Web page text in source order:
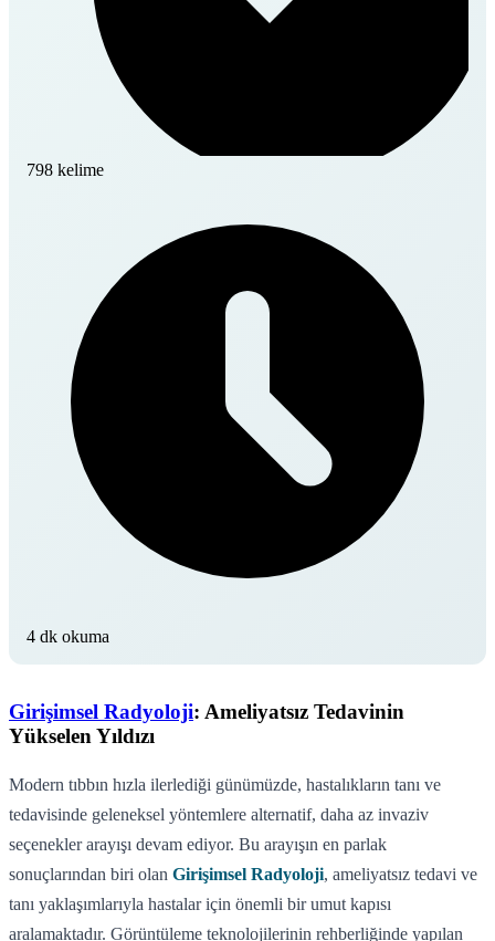
798 kelime
4 dk okuma
Girişimsel Radyoloji: Ameliyatsız Tedavinin
Yükselen Yıldızı
Modern tıbbın hızla ilerlediği günümüzde, hastalıkların tanı ve
tedavisinde geleneksel yöntemlere alternatif, daha az invaziv
seçenekler arayışı devam ediyor. Bu arayışın en parlak
sonuçlarından biri olan Girişimsel Radyoloji, ameliyatsız tedavi ve
tanı yaklaşımlarıyla hastalar için önemli bir umut kapısı
aralamaktadır. Görüntüleme teknolojilerinin rehberliğinde yapılan